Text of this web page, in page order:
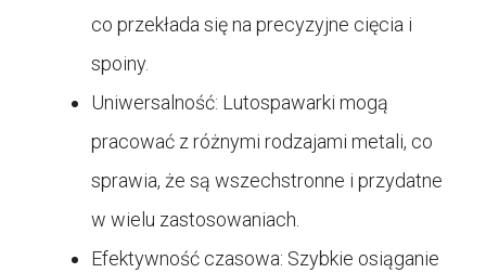
co przekłada się na precyzyjne cięcia i
spoiny.
Uniwersalność: Lutospawarki mogą
pracować z różnymi rodzajami metali, co
sprawia, że są wszechstronne i przydatne
w wielu zastosowaniach.
Efektywność czasowa: Szybkie osiąganie